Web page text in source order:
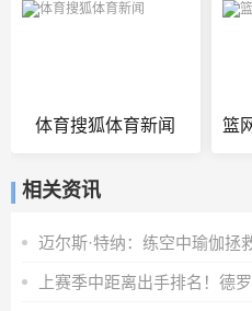
体育搜狐体育新闻
相关资讯